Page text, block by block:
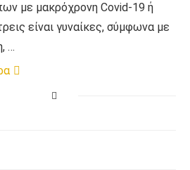
με μακρόχρονη Covid-19 ή
είναι γυναίκες, σύμφωνα με
…